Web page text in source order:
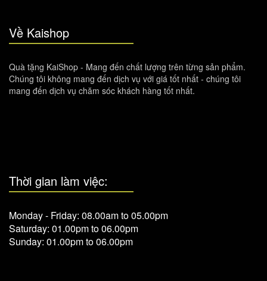
Về Kaishop
Quà tặng KaiShop - Mang đến chất lượng trên từng sản phẩm.
Chúng tôi không mang đến dịch vụ với giá tốt nhất - chúng tôi
mang đến dịch vụ chăm sóc khách hàng tốt nhất.
Thời gian làm việc:
Monday - Friday: 08.00am to 05.00pm
Saturday: 01.00pm to 06.00pm
Sunday: 01.00pm to 06.00pm